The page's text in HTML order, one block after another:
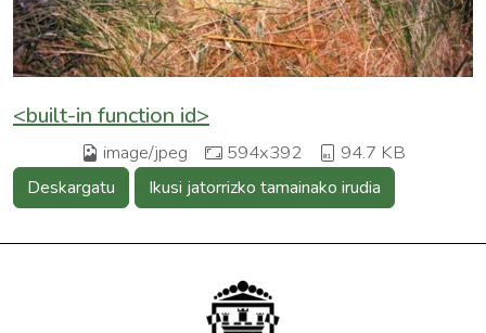
<built-in function id>
image/jpeg 594x392 94.7 KB
Deskargatu Ikusi jatorrizko tamainako irudia